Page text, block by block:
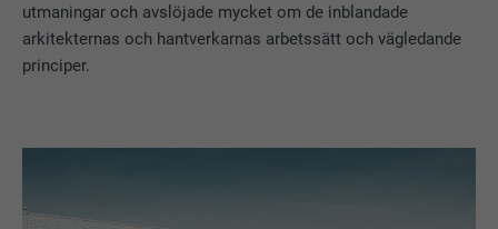
utmaningar och avslöjade mycket om de inblandade
arkitekternas och hantverkarnas arbetssätt och vägledande
principer.